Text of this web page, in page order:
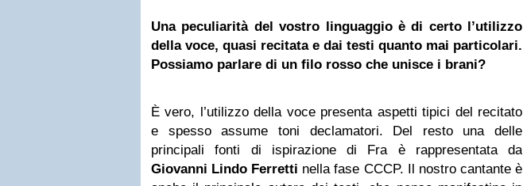
Una peculiarità del vostro linguaggio è di certo l’utilizzo
della voce, quasi recitata e dai testi quanto mai particolari.
Possiamo parlare di un filo rosso che unisce i brani?
È vero, l’utilizzo della voce presenta aspetti tipici del recitato
e spesso assume toni declamatori. Del resto una delle
principali fonti di ispirazione di Fra è rappresentata da
Giovanni Lindo Ferretti nella fase CCCP. Il nostro cantante è